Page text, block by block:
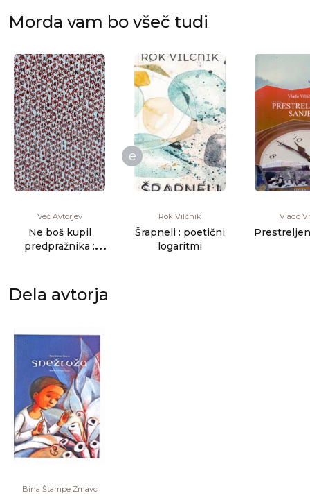
Morda vam bo všeč tudi
Več Avtorjev
Ne boš kupil
predpražnika :
e
Rok Vilčnik
Šrapneli : poetični
logaritmi
Vlado
Dela avtorja
Bina Štampe Žmavc